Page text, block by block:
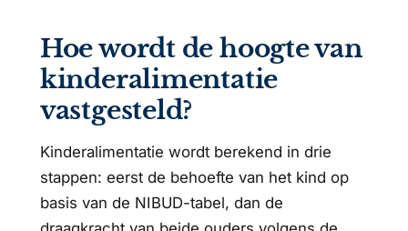
Hoe wordt de hoogte van
kinderalimentatie
vastgesteld?
Kinderalimentatie wordt berekend in drie
stappen: eerst de behoefte van het kind op
basis van de NIBUD-tabel, dan de